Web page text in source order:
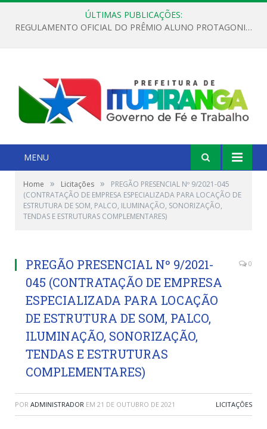
ÚLTIMAS PUBLICAÇÕES:
REGULAMENTO OFICIAL DO PRÊMIO ALUNO PROTAGONISTA – EDIÇÃO 2026
MENU
Home » Licitações »
PREGÃO PRESENCIAL Nº 9/2021-045
(CONTRATAÇÃO DE EMPRESA ESPECIALIZADA PARA LOCAÇÃO DE
ESTRUTURA DE SOM, PALCO, ILUMINAÇÃO, SONORIZAÇÃO,
TENDAS E ESTRUTURAS COMPLEMENTARES)
PREGÃO PRESENCIAL Nº 9/2021-
045 (CONTRATAÇÃO DE EMPRESA
ESPECIALIZADA PARA LOCAÇÃO
DE ESTRUTURA DE SOM, PALCO,
ILUMINAÇÃO, SONORIZAÇÃO,
TENDAS E ESTRUTURAS
COMPLEMENTARES)
0
POR ADMINISTRADOR EM 21 DE OUTUBRO DE 2021 LICITAÇÕES